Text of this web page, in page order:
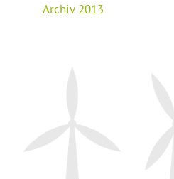
Archiv 2013